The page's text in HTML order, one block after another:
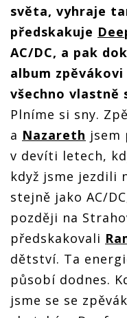
nikdy
nezapomenu.
Přál jsem
si, aby
věčně
nikdy
Přál
si, aby
věčně
světa, vyhraje
předskakuje
AC/DC, a pak
album zpěvákovi
všechno vlastně
Plníme si sny.
a Nazareth jsem
v devíti letech,
když jsme jezdili
stejně jako AC/
později na
předskakovali
dětství. Ta
působí dodnes.
jsme se se